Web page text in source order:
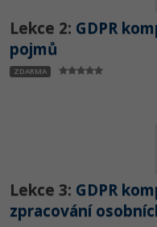
Lekce 2: GDPR
pojmů
ZDARMA
Lekce 3: GDPR
zpracování